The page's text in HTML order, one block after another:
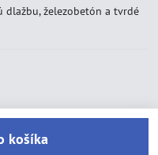
dlažbu, železobetón a tvrdé
košíka